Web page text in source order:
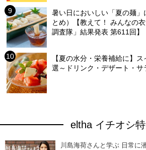
暑い日においしい「夏の麺」
とめ）【教えて！ みんなの
調査隊」結果発表 第611回】
【夏の水分・栄養補給に】
選～ドリンク・デザート・サ
eltha イチオシ
川島海荷さんと学ぶ 日常に